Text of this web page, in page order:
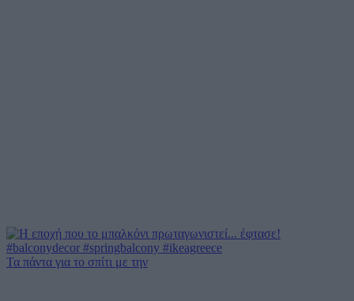
Τα πάντα για το σπίτι με την